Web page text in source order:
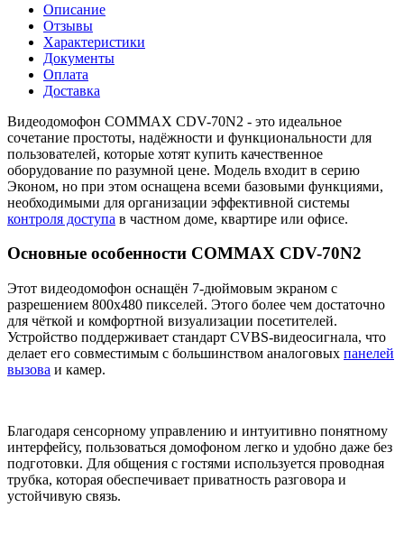
Описание
Отзывы
Характеристики
Документы
Оплата
Доставка
Видеодомофон COMMAX CDV-70N2 - это идеальное
сочетание простоты, надёжности и функциональности для
пользователей, которые хотят купить качественное
оборудование по разумной цене. Модель входит в серию
Эконом, но при этом оснащена всеми базовыми функциями,
необходимыми для организации эффективной системы
контроля доступа в частном доме, квартире или офисе.
Основные особенности COMMAX CDV-70N2
Этот видеодомофон оснащён 7-дюймовым экраном с
разрешением 800x480 пикселей. Этого более чем достаточно
для чёткой и комфортной визуализации посетителей.
Устройство поддерживает стандарт CVBS-видеосигнала, что
делает его совместимым с большинством аналоговых панелей
вызова и камер.
Благодаря сенсорному управлению и интуитивно понятному
интерфейсу, пользоваться домофоном легко и удобно даже без
подготовки. Для общения с гостями используется проводная
трубка, которая обеспечивает приватность разговора и
устойчивую связь.